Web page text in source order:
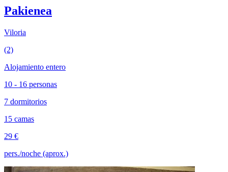
Pakienea
Viloria
(2)
Alojamiento entero
10 - 16 personas
7 dormitorios
15 camas
29 €
pers./noche (aprox.)